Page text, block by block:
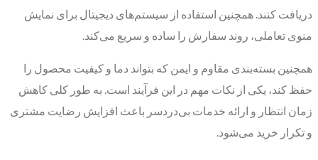
دریافت کنند. همچنین استفاده از سیستم‌های دیجیتال برای نمایش
منوی تعاملی، روند سفارش را ساده و سریع می‌کند.
همچنین بسته‌بندی مقاوم و ایمن که بتواند دما و کیفیت محصول را
حفظ کند، یکی از نکات مهم در این فرآیند است. به طور کلی کاهش
زمان انتظار و ارائه خدمات بی‌دردسر باعث افزایش رضایت مشتری
و تکرار خرید می‌شود.